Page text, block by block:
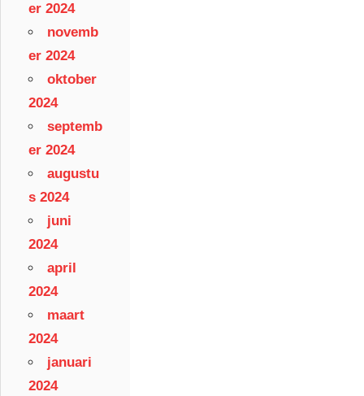
er 2024
novemb
er 2024
oktober
2024
septemb
er 2024
augustu
s 2024
juni
2024
april
2024
maart
2024
januari
2024